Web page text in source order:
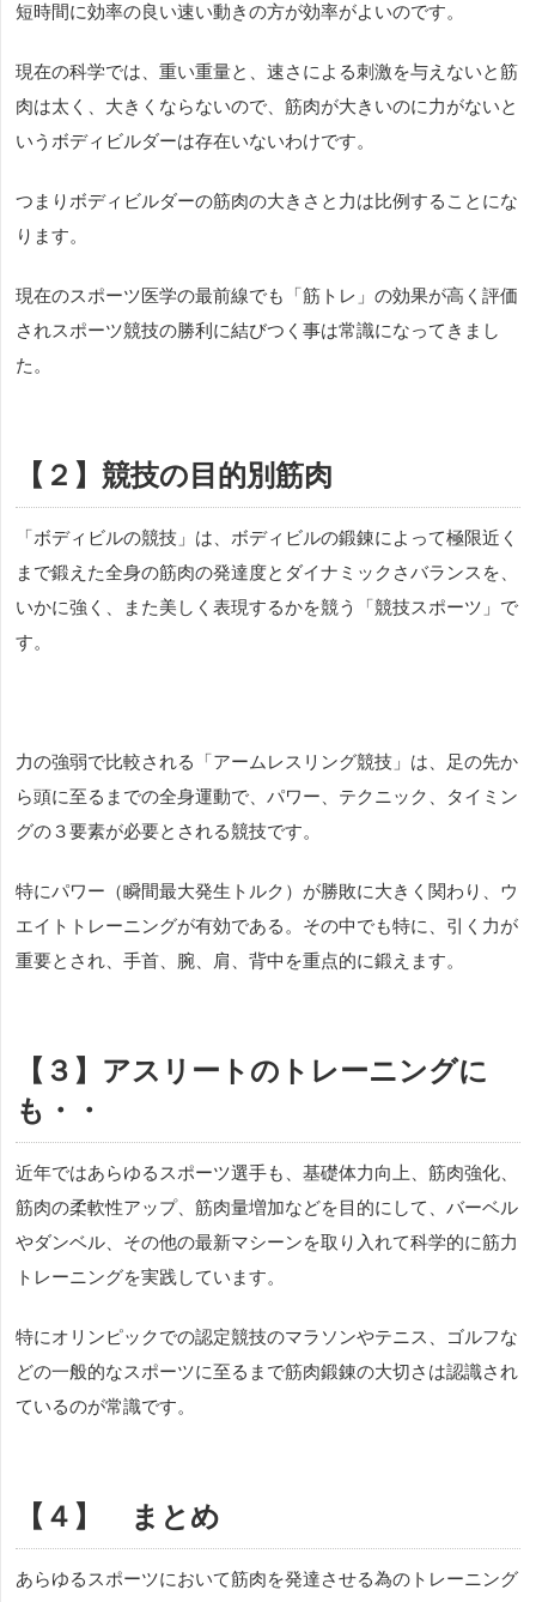
短時間に効率の良い速い動きの方が効率がよいのです。
現在の科学では、重い重量と、速さによる刺激を与えないと筋
肉は太く、大きくならないので、筋肉が大きいのに力がないと
いうボディビルダーは存在いないわけです。
つまりボディビルダーの筋肉の大きさと力は比例することにな
ります。
現在のスポーツ医学の最前線でも「筋トレ」の効果が高く評価
されスポーツ競技の勝利に結びつく事は常識になってきまし
た。
【２】競技の目的別筋肉
「ボディビルの競技」は、ボディビルの鍛錬によって極限近く
まで鍛えた全身の筋肉の発達度とダイナミックさバランスを、
いかに強く、また美しく表現するかを競う「競技スポーツ」で
す。
力の強弱で比較される「アームレスリング競技」は、足の先か
ら頭に至るまでの全身運動で、パワー、テクニック、タイミン
グの３要素が必要とされる競技です。
特にパワー（瞬間最大発生トルク）が勝敗に大きく関わり、ウ
エイトトレーニングが有効である。その中でも特に、引く力が
重要とされ、手首、腕、肩、背中を重点的に鍛えます。
【３】アスリートのトレーニングに
も・・
近年ではあらゆるスポーツ選手も、基礎体力向上、筋肉強化、
筋肉の柔軟性アップ、筋肉量増加などを目的にして、バーベル
やダンベル、その他の最新マシーンを取り入れて科学的に筋力
トレーニングを実践しています。
特にオリンピックでの認定競技のマラソンやテニス、ゴルフな
どの一般的なスポーツに至るまで筋肉鍛錬の大切さは認識され
ているのが常識です。
【４】 まとめ
あらゆるスポーツにおいて筋肉を発達させる為のトレーニング